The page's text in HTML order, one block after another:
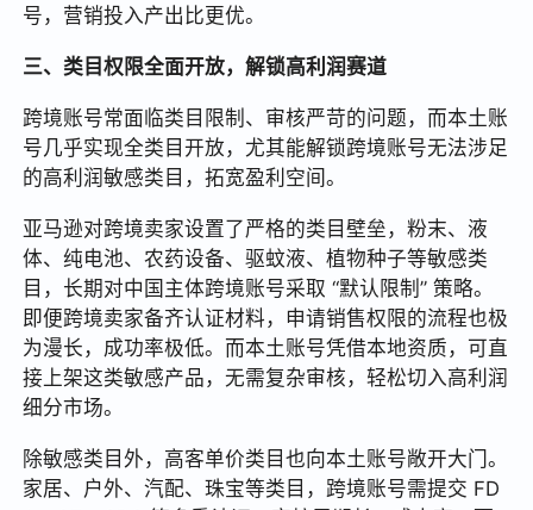
号，营销投入产出比更优。
三、类目权限全面开放，解锁高利润赛道
跨境账号常面临类目限制、审核严苛的问题，而本土账
号几乎实现全类目开放，尤其能解锁跨境账号无法涉足
的高利润敏感类目，拓宽盈利空间。
亚马逊对跨境卖家设置了严格的类目壁垒，粉末、液
体、纯电池、农药设备、驱蚊液、植物种子等敏感类
目，长期对中国主体跨境账号采取 “默认限制” 策略。
即便跨境卖家备齐认证材料，申请销售权限的流程也极
为漫长，成功率极低。而本土账号凭借本地资质，可直
接上架这类敏感产品，无需复杂审核，轻松切入高利润
细分市场。
除敏感类目外，高客单价类目也向本土账号敞开大门。
家居、户外、汽配、珠宝等类目，跨境账号需提交 FD